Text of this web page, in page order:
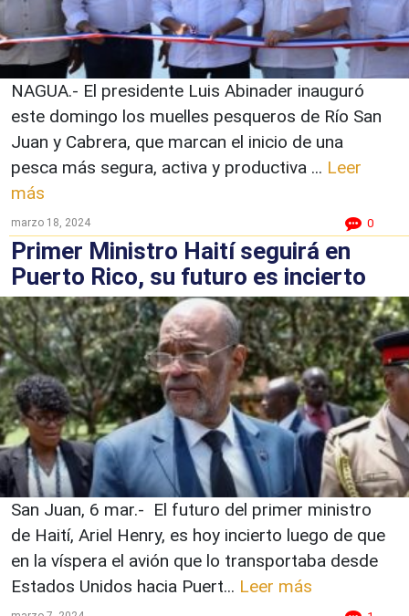
NAGUA.- El presidente Luis Abinader inauguró
este domingo los muelles pesqueros de Río San
Juan y Cabrera, que marcan el inicio de una
pesca más segura, activa y productiva ... Leer
más
marzo 18, 2024 0
Primer Ministro Haití seguirá en
Puerto Rico, su futuro es incierto
San Juan, 6 mar.- El futuro del primer ministro
de Haití, Ariel Henry, es hoy incierto luego de que
en la víspera el avión que lo transportaba desde
Estados Unidos hacia Puert... Leer más